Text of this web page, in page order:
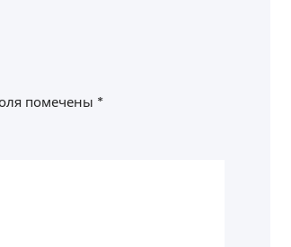
помечены *